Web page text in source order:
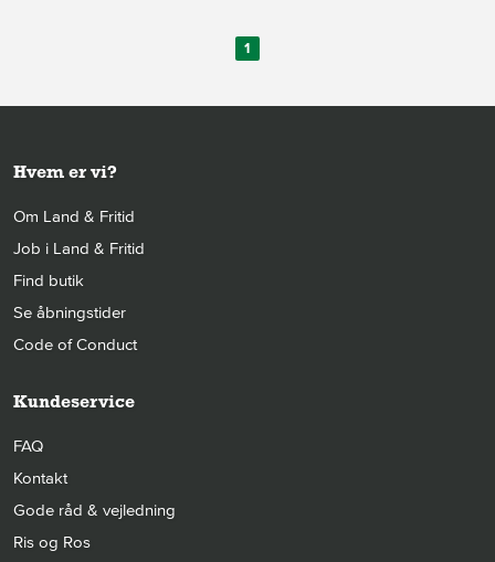
1
Hvem er vi?
Om Land & Fritid
Job i Land & Fritid
Find butik
Se åbningstider
Code of Conduct
Kundeservice
FAQ
Kontakt
Gode råd & vejledning
Ris og Ros